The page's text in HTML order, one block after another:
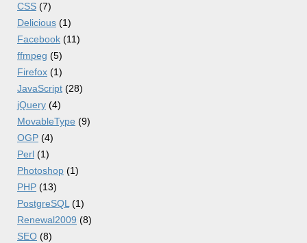
CSS (7)
Delicious (1)
Facebook (11)
ffmpeg (5)
Firefox (1)
JavaScript (28)
jQuery (4)
MovableType (9)
OGP (4)
Perl (1)
Photoshop (1)
PHP (13)
PostgreSQL(1)
Renewal2009 (8)
SEO (8)